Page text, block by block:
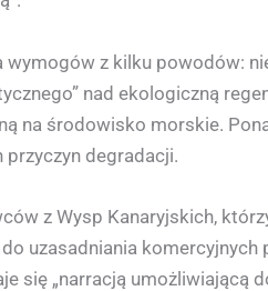
z kilku powodów:
nad ekologiczną
na środowisko morskie.
przyczyn degradacji.
z Wysp Kanaryjskich,
uzasadniania
się „narracją umożliwiającą